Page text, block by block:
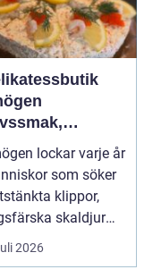
och
urval
lockar varje år
som söker
klippor,
skaldjur
genuina smak...
2026